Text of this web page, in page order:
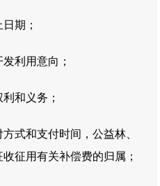
期；
利用意向；
和义务；
式和支付时间，公益林、
征用有关补偿费的归属；